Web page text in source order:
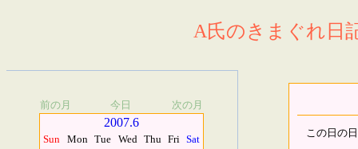
A氏のきまぐれ日
前の月 今日 次の月
2007.6
Sun Mon Tue Wed Thu Fri Sat
この日の